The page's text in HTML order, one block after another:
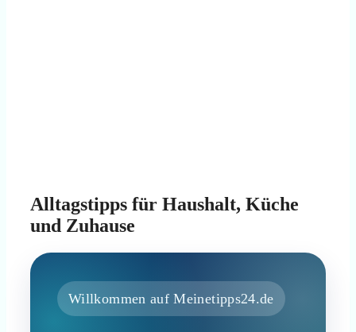
Alltagstipps für Haushalt, Küche
und Zuhause
Willkommen auf Meinetipps24.de